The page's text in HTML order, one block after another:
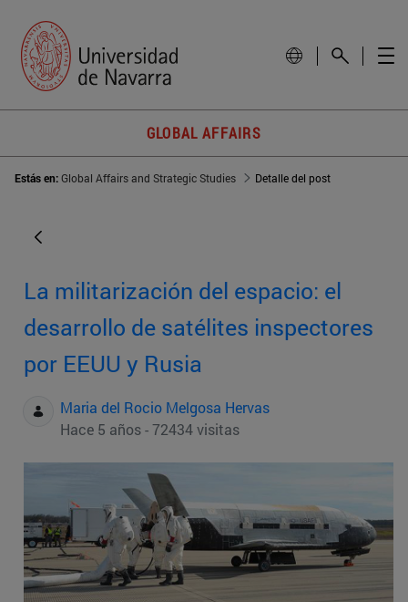
GLOBAL AFFAIRS
Estás en:Global Affairs and Strategic Studies Detalle del post
La militarización del espacio: el
desarrollo de satélites inspectores
por EEUU y Rusia
Maria del Rocio Melgosa Hervas
Hace 5 años - 72434 visitas